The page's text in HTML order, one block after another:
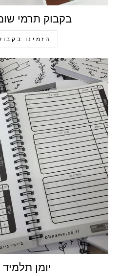
בקבוק תרמי
הזמינו
יומן